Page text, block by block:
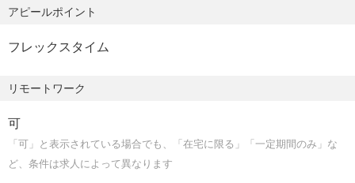
きているのが特徴です。
など、短期的利益の追求ではなく長期的な視点を持って企
・資金調達の誘惑を避ける：合同会社は資金調達ができな
いため、短期的な成果へのプレッシャーから解放される
・自由な経営判断：副業、リモート、給与公開、ティール
組織など実験的な働き方を試せる
・意思決定のスピード：外部株主の承認が不要で、迅速な
・ユーザー課題からプロダクトを設計した経験
・グローバルチームでの開発経験を持ち、技術リーダーシ
ップを発揮できる方
・AIや機械学習技術に関心を持ち、技術的チャレンジに前
アピールポイント
フレックスタイム
リモートワーク
可
「可」と表示されている場合でも、「在宅に限る」「一定期間のみ」な
ど、条件は求人によって異なります